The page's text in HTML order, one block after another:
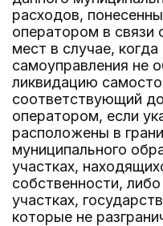
расходов,
оператором в связи
мест в случае,
самоуправления не
ликвидацию
соответствующий
оператором, если
расположены в
муниципального
участках,
собственности,
участках,
которые не